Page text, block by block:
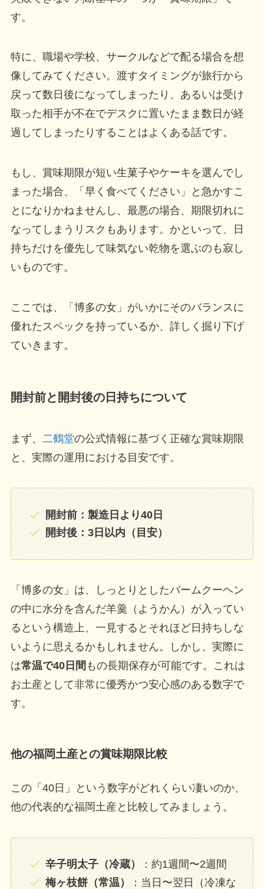
す。
特に、職場や学校、サークルなどで配る場合を想
像してみてください。渡すタイミングが旅行から
戻って数日後になってしまったり、あるいは受け
取った相手が不在でデスクに置いたまま数日が経
過してしまったりすることはよくある話です。
もし、賞味期限が短い生菓子やケーキを選んでし
まった場合、「早く食べてください」と急かすこ
とになりかねませんし、最悪の場合、期限切れに
なってしまうリスクもあります。かといって、日
持ちだけを優先して味気ない乾物を選ぶのも寂し
いものです。
ここでは、「博多の女」がいかにそのバランスに
優れたスペックを持っているか、詳しく掘り下げ
ていきます。
開封前と開封後の日持ちについて
まず、 二鶴堂の公式情報に基づく正確な賞味期限
と、実際の運用における目安です。
開封前：製造日より40日
開封後：3日以内（目安）
「博多の女」は、しっとりとしたバームクーヘン
の中に水分を含んだ羊羹（ようかん）が入ってい
るという構造上、一見するとそれほど日持ちしな
いように思えるかもしれません。しかし、実際に
は常温で40日間 もの長期保存が可能です。これは
お土産として非常に優秀かつ安心感のある数字で
す。
他の福岡土産との賞味期限比較
この「40日」という数字がどれくらい凄いのか、
他の代表的な福岡土産と比較してみましょう。
辛子明太子（冷蔵）
：約1週間〜2週間
梅ヶ枝餅（常温）
：当日〜翌日（冷凍な